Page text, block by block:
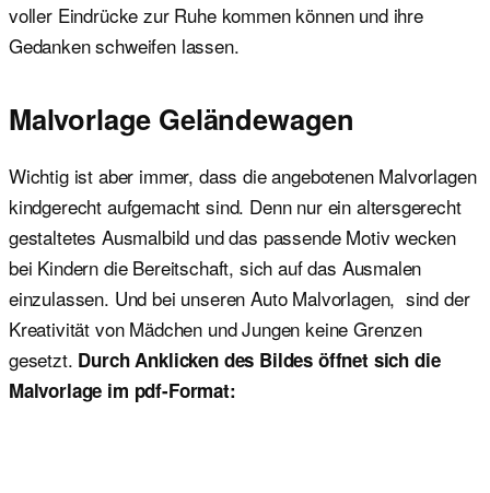
voller Eindrücke zur Ruhe kommen können und ihre
Gedanken schweifen lassen.
Malvorlage Geländewagen
Wichtig ist aber immer, dass die angebotenen Malvorlagen
kindgerecht aufgemacht sind. Denn nur ein altersgerecht
gestaltetes Ausmalbild und das passende Motiv wecken
bei Kindern die Bereitschaft, sich auf das Ausmalen
einzulassen. Und bei unseren Auto Malvorlagen, sind der
Kreativität von Mädchen und Jungen keine Grenzen
gesetzt. Durch Anklicken des Bildes öffnet sich die
Malvorlage im pdf-Format: